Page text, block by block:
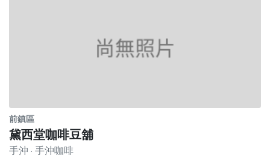
前鎮區
黛西堂咖啡豆舖
手沖 · 手沖咖啡